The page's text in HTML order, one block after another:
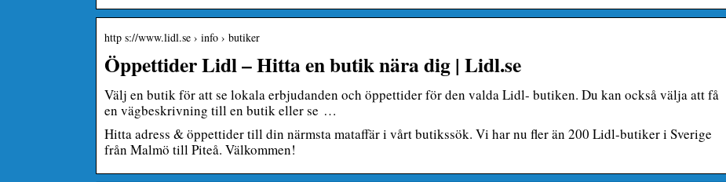
http s://www.lidl.se › info › butiker
Öppettider Lidl – Hitta en butik nära dig | Lidl.se
Välj en butik för att se lokala erbjudanden och öppettider för den valda Lidl- butiken. Du kan också välja att få
en vägbeskrivning till en butik eller se …
Hitta adress & öppettider till din närmsta mataffär i vårt butikssök. Vi har nu fler än 200 Lidl-butiker i Sverige
från Malmö till Piteå. Välkommen!